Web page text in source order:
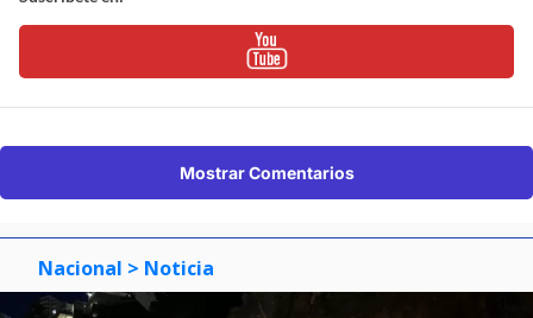
Mostrar Comentarios
Nacional > Noticia